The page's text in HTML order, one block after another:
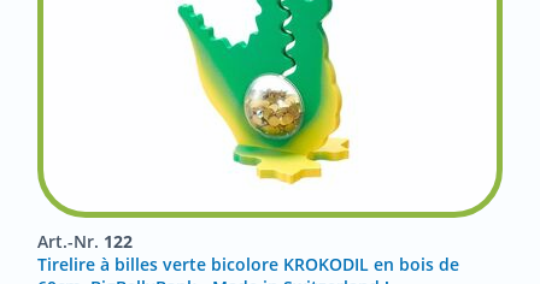
Art.-Nr. 122
Tirelire à billes verte bicolore KROKODIL en bois de